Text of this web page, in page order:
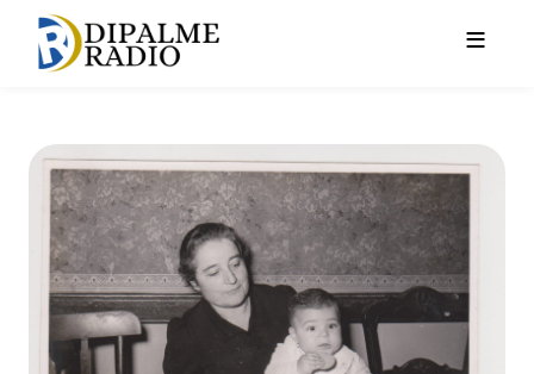
En Sanseacabó comemos